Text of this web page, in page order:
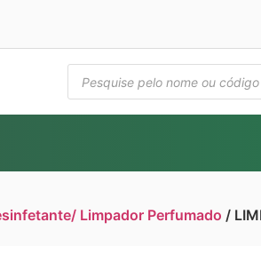
Limpador Perfumado /